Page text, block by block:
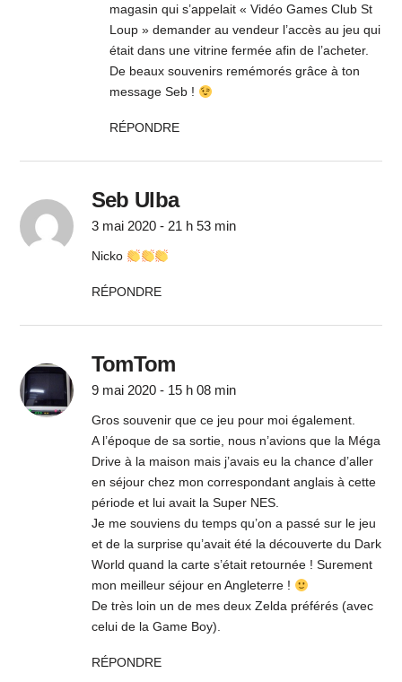
magasin qui s’appelait « Vidéo Games Club St
Loup » demander au vendeur l’accès au jeu qui
était dans une vitrine fermée afin de l’acheter.
De beaux souvenirs remémorés grâce à ton
message Seb !
RÉPONDRE
Seb Ulba
3 mai 2020 - 21 h 53 min
Nicko
RÉPONDRE
TomTom
9 mai 2020 - 15 h 08 min
Gros souvenir que ce jeu pour moi également.
A l’époque de sa sortie, nous n’avions que la Méga
Drive à la maison mais j’avais eu la chance d’aller
en séjour chez mon correspondant anglais à cette
période et lui avait la Super NES.
Je me souviens du temps qu’on a passé sur le jeu
et de la surprise qu’avait été la découverte du Dark
World quand la carte s’était retournée ! Surement
mon meilleur séjour en Angleterre !
De très loin un de mes deux Zelda préférés (avec
celui de la Game Boy).
RÉPONDRE